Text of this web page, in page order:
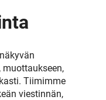
Tiimimme
viestinnän,